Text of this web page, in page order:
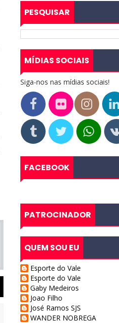
PESQUISAR
MÍDIAS SOCIAIS
Siga-nos nas mídias sociais!
FACEBOOK
PATROCINADOR
QUEM SOU EU
Esporte do Vale
Esporte do Vale
Gaby Medeiros
Joao Filho
José Ramos SJS
WANDER NOBREGA